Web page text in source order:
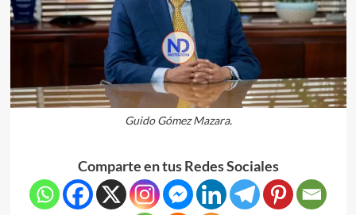
Guido Gómez Mazara.
Comparte en tus Redes Sociales